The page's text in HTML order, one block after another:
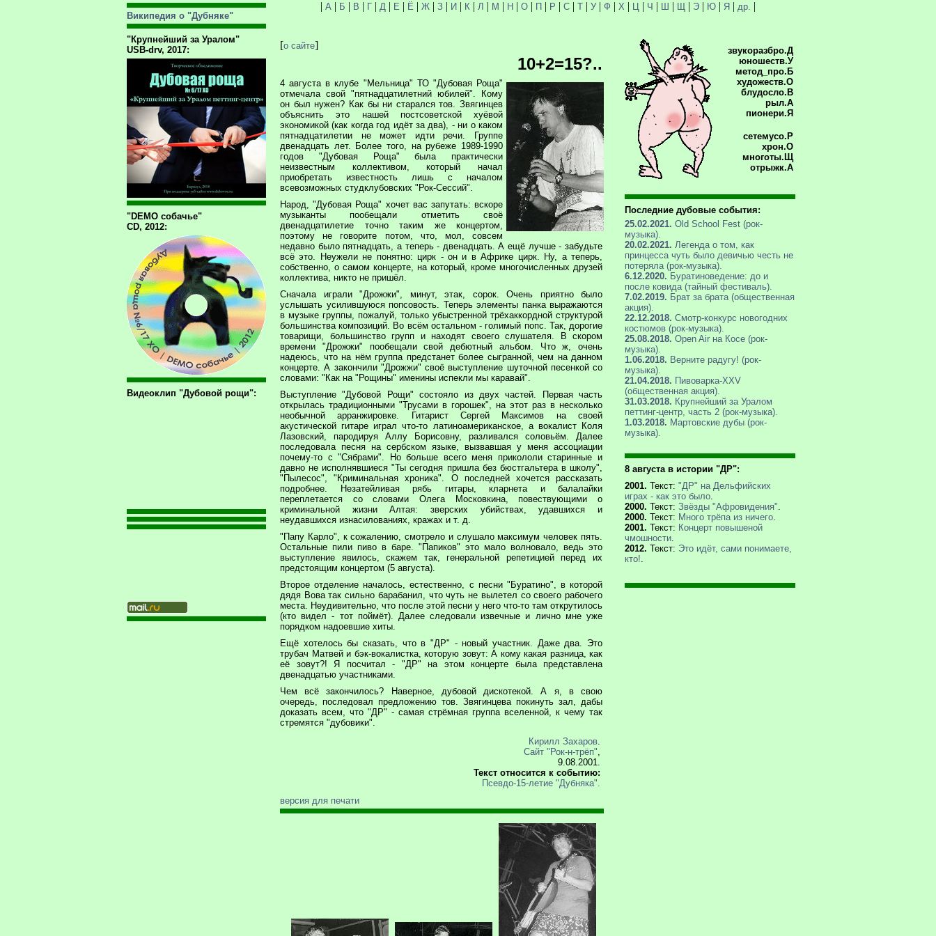
Википедия о "Дубняке"
"Крупнейший за Уралом"
USB-drv, 2017:
"DEMO собачье"
CD, 2012:
Видеоклип "Дубовой рощи":
| А | Б | В | Г| Д | Е | Ё | Ж| З| И| К | Л | М | Н| О| П| Р | С| Т| У| Ф | Х | Ц | Ч | Ш | Щ | Э| Ю| Я| др. |
[о сайте]
10+2=15?..
4 августа в клубе "Мельница" ТО "Дубовая Роща"
отмечала свой "пятнадцатилетний юбилей". Кому
он был нужен? Как бы ни старался тов. Звягинцев
объяснить это нашей постсоветской хуёвой
экономикой (как когда год идёт за два), - ни о каком
пятнадцатилетии не может идти речи. Группе
двенадцать лет. Более того, на рубеже 1989-1990
годов "Дубовая Роща" была практически
неизвестным коллективом, который начал
приобретать известность лишь с началом
всевозможных студклубовских "Рок-Сессий".
Народ, "Дубовая Роща" хочет вас запутать: вскоре
музыканты пообещали отметить своё
двенадцатилетие точно таким же концертом,
поэтому не говорите потом, что, мол, совсем
недавно было пятнадцать, а теперь - двенадцать. А ещё лучше - забудьте
всё это. Неужели не понятно: цирк - он и в Африке цирк. Ну, а теперь,
собственно, о самом концерте, на который, кроме многочисленных друзей
коллектива, никто не пришёл.
Сначала играли "Дрожжи", минут, этак, сорок. Очень приятно было
услышать усилившуюся попсовость. Теперь элементы панка выражаются
в музыке группы, пожалуй, только убыстренной трёхаккордной структурой
большинства композиций. Во всём остальном - голимый попс. Так, дорогие
товарищи, большинство групп и находят своего слушателя. В скором
времени "Дрожжи" пообещали свой дебютный альбом. Что ж, очень
надеюсь, что на нём группа предстанет более сыгранной, чем на данном
концерте. А закончили "Дрожжи" своё выступление шуточной песенкой со
словами: "Как на "Рощины" именины испекли мы каравай".
Выступление "Дубовой Рощи" состояло из двух частей. Первая часть
открылась традиционными "Трусами в горошек", на этот раз в несколько
необычной арранжировке. Гитарист Сергей Максимов на своей
акустической гитаре играл что-то латиноамериканское, а вокалист Коля
Лазовский, пародируя Аллу Борисовну, разливался соловьём. Далее
последовала песня на сербском языке, вызвавшая у меня ассоциации
почему-то с "Сябрами". Но больше всего меня прикололи старинные и
давно не исполнявшиеся "Ты сегодня пришла без бюстгальтера в школу",
"Пылесос", "Криминальная хроника". О последней хочется рассказать
подробнее. Незатейливая рябь гитары, кларнета и балалайки
переплетается со словами Олега Московкина, повествующими о
криминальной жизни Алтая: зверских убийствах, удавшихся и
неудавшихся изнасилованиях, кражах и т. д.
"Папу Карло", к сожалению, смотрело и слушало максимум человек пять.
Остальные пили пиво в баре. "Папиков" это мало волновало, ведь это
выступление явилось, скажем так, генеральной репетицией перед их
предстоящим концертом (5 августа).
Второе отделение началось, естественно, с песни "Буратино", в которой
дядя Вова так сильно барабанил, что чуть не вылетел со своего рабочего
места. Неудивительно, что после этой песни у него что-то там открутилось
(кто видел - тот поймёт). Далее следовали извечные и лично мне уже
порядком надоевшие хиты.
Ещё хотелось бы сказать, что в "ДР" - новый участник. Даже два. Это
трубач Матвей и бэк-вокалистка, которую зовут: А кому какая разница, как
её зовут?! Я посчитал - "ДР" на этом концерте была представлена
двенадцатью участниками.
Чем всё закончилось? Наверное, дубовой дискотекой. А я, в свою
очередь, последовал предложению тов. Звягинцева покинуть зал, дабы
доказать всем, что "ДР" - самая стрёмная группа вселенной, к чему так
стремятся "дубовики".
Кирилл Захаров.
Сайт "Рок-н-трёп",
9.08.2001.
Текст относится к событию:
Псевдо-15-летие "Дубняка".
версия для печати
звукоразбро.Д
юношеств.У
метод_про.Б
художеств.О
блудосло.В
рыл.А
пионери.Я
сетемусо.Р
хрон.О
многоты.Щ
отрыжк.А
Последние дубовые события:
25.02.2021. Old School Fest (рок-
музыка).
20.02.2021. Легенда о том, как
принцесса чуть было девичью честь не
потеряла (рок-музыка).
6.12.2020. Буратиноведение: до и
после ковида (тайный фестиваль).
7.02.2019. Брат за брата (общественная
акция).
22.12.2018. Смотр-конкурс новогодних
костюмов (рок-музыка).
25.08.2018. Open Air на Косе (рок-
музыка).
1.06.2018. Верните радугу! (рок-
музыка).
21.04.2018. Пивоварка-XXV
(общественная акция).
31.03.2018. Крупнейший за Уралом
петтинг-центр, часть 2 (рок-музыка).
1.03.2018. Мартовские дубы (рок-
музыка).
8 августа в истории "ДР":
2001. Текст: "ДР" на Дельфийских
играх - как это было.
2000. Текст: Звёзды "Афровидения".
2000. Текст: Много трёпа из ничего.
2001. Текст: Концерт повышеной
чмошности.
2012. Текст: Это идёт, сами понимаете,
кто!.